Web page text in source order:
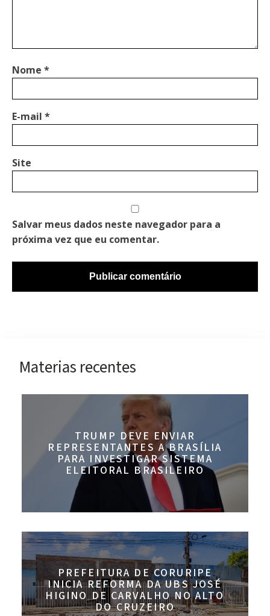
Nome *
E-mail *
Site
Salvar meus dados neste navegador para a
próxima vez que eu comentar.
Materias recentes
TRUMP DEVE ENVIAR
REPRESENTANTES A BRASÍLIA
PARA INVESTIGAR SISTEMA
ELEITORAL BRASILEIRO
PREFEITURA DE CORURIPE
INICIA REFORMA DA UBS JOSÉ
HIGINO DE CARVALHO NO ALTO
DO CRUZEIRO